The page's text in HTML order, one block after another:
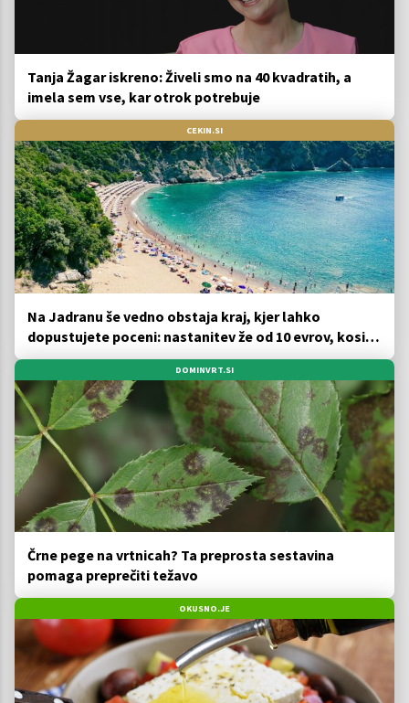
Tanja Žagar iskreno: Živeli smo na 40 kvadratih, a
imela sem vse, kar otrok potrebuje
CEKIN.SI
Na Jadranu še vedno obstaja kraj, kjer lahko
dopustujete poceni: nastanitev že od 10 evrov, kosilo
za pet evrov
DOMINVRT.SI
Črne pege na vrtnicah? Ta preprosta sestavina
pomaga preprečiti težavo
OKUSNO.JE